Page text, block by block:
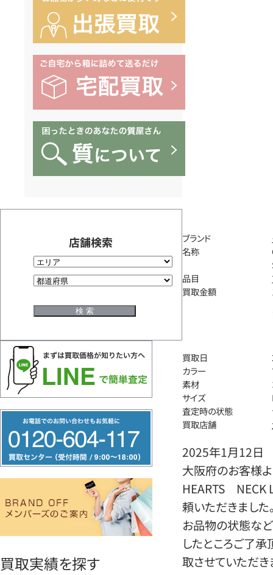
店舗検索
リ
ー
ヤ
買取実績を探す
ブランド
名称
品目
買取金額
買取日
カラー
素材
サイズ
査定時の状態
買取店舗
2025年1月12日
大阪府のお客様
HEARTS NECK
頼いただきました
お品物の状態など
したところご了
取させていただき